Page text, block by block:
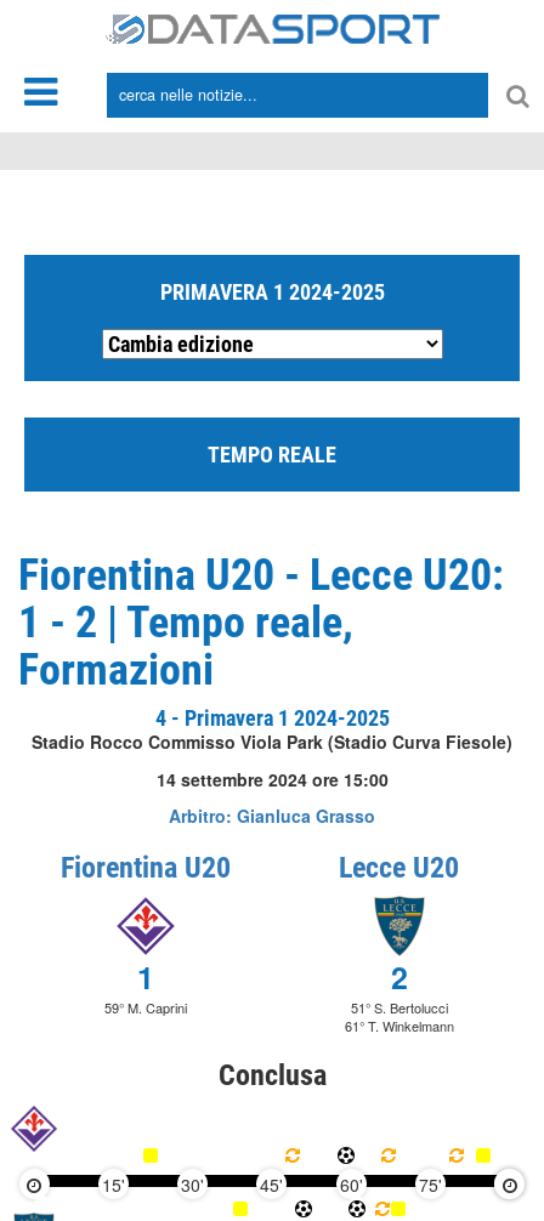
PRIMAVERA 1 2024-2025
TEMPO REALE
Fiorentina U20 - Lecce U20:
1 - 2 | Tempo reale,
Formazioni
4 - Primavera 1 2024-2025
Stadio Rocco Commisso Viola Park (Stadio Curva Fiesole)
14 settembre 2024 ore 15:00
Arbitro: Gianluca Grasso
Fiorentina U20
1
59° M. Caprini
Lecce U20
2
51° S. Bertolucci
61° T. Winkelmann
Conclusa
15' 30' 45' 60' 75' 90'